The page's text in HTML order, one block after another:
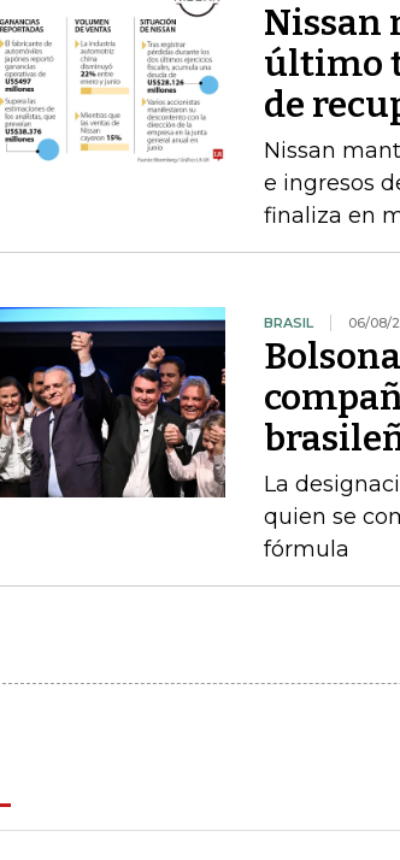
Nissan
último
de
Nissan
e ingresos
finaliza en
BRASIL 06/08/
La
quien se
fórmula